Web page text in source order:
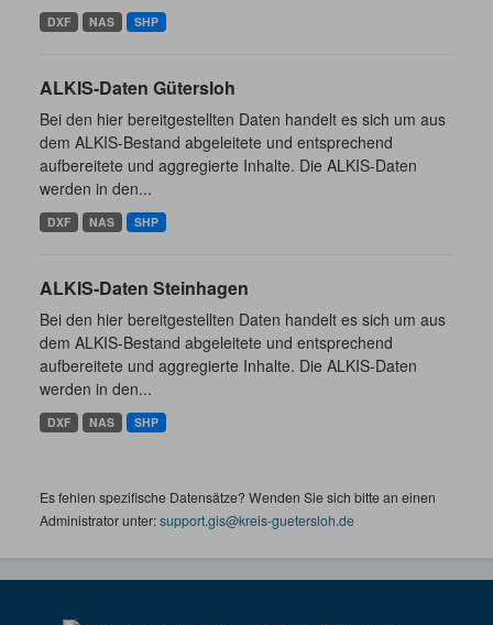
DXF NAS SHP
ALKIS-Daten Gütersloh
Bei den hier bereitgestellten Daten handelt es sich um aus
dem ALKIS-Bestand abgeleitete und entsprechend
aufbereitete und aggregierte Inhalte. Die ALKIS-Daten
werden in den...
DXF NAS SHP
ALKIS-Daten Steinhagen
Bei den hier bereitgestellten Daten handelt es sich um aus
dem ALKIS-Bestand abgeleitete und entsprechend
aufbereitete und aggregierte Inhalte. Die ALKIS-Daten
werden in den...
DXF NAS SHP
Es fehlen spezifische Datensätze? Wenden Sie sich bitte an einen
Administrator unter:support.gis@kreis-guetersloh.de